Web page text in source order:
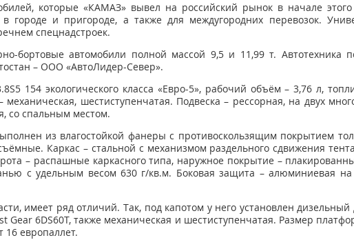
которые «КАМАЗ» вывел на российский рынок в начале этого
и пригороде, а также для междугородних перевозок.
спецнадстроек.
бортовые автомобили полной массой 9,5 и 11,99 т. Автотехника
– ООО «АвтоЛидер-Север».
154 экологического класса «Евро-5», рабочий объём – 3,76 л,
механическая, шестиступенчатая. Подвеска – рессорная, на двух
со спальным местом.
из влагостойкой фанеры с противоскользящим покрытием
Каркас – стальной с механизмом раздельного сдвижения
– распашные каркасного типа, наружное покрытие –
с удельным весом 630 г/кв.м. Боковая защита – алюминиевая
имеет ряд отличий. Так, под капотом у него установлен дизельный
Gear 6DS60T, также механическая и шестиступенчатая. Размер
16 европаллет.